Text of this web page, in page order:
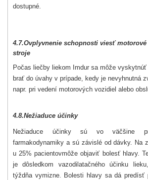
dostupné.
4.7.Ovplyvnenie schopnosti viesť
stroje
Počas liečby liekom Imdur sa môže
brať do úvahy v prípade, kedy je nevyhnutná
napr. pri vedení motorových vozidiel alebo
4.8.Nežiaduce účinky
Nežiaduce účinky sú vo väčšine
farmakodynamiky a sú závislé od dávky. Na
u 25% pacientovmôže objaviť bolesť hlavy.
je dôsledkom vazodilatačného účinku
týždňa vymizne. Bolesti hlavy sa dá predísť